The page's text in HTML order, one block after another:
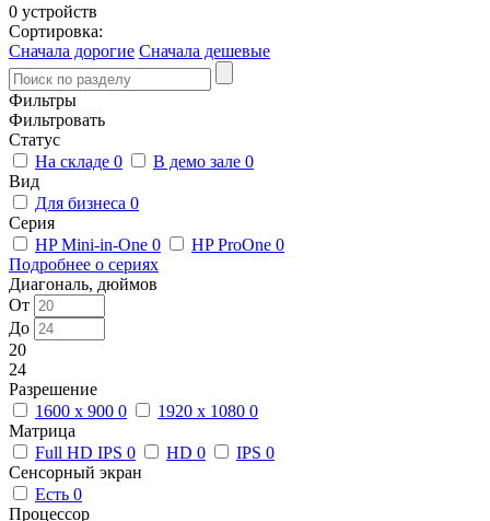
0 устройств
Сортировка:
Сначала дорогие Сначала дешевые
Фильтры
Фильтровать
Статус
На складе 0 В демо зале 0
Вид
Для бизнеса 0
Серия
HP Mini-in-One 0 HP ProOne 0
Подробнее о сериях
Диагональ, дюймов
От
До
20
24
Разрешение
1600 x 900 0 1920 x 1080 0
Матрица
Full HD IPS 0 HD 0 IPS 0
Сенсорный экран
Есть 0
Процессор